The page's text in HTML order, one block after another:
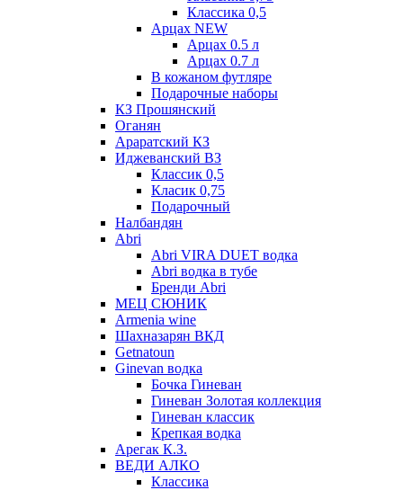
Классика 0,5
Арцах NEW
Арцах 0.5 л
Арцах 0.7 л
В кожаном футляре
Подарочные наборы
КЗ Прошянский
Оганян
Араратский КЗ
Иджеванский ВЗ
Классик 0,5
Класик 0,75
Подарочный
Налбандян
Abri
Abri VIRA DUET водка
Abri водка в тубе
Бренди Abri
МЕЦ СЮНИК
Armenia wine
Шахназарян ВКД
Getnatoun
Ginevan водка
Бочка Гиневан
Гиневан Золотая коллекция
Гиневан классик
Крепкая водка
Арегак К.З.
ВЕДИ АЛКО
Классика